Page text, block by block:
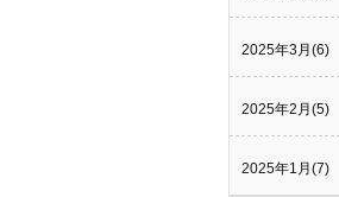
2025年3月(6)
2025年2月(5)
2025年1月(7)